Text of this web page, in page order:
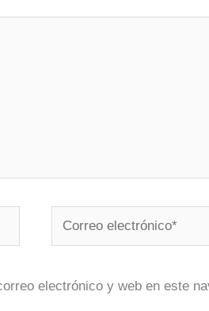
electrónico*
electrónico y web en este